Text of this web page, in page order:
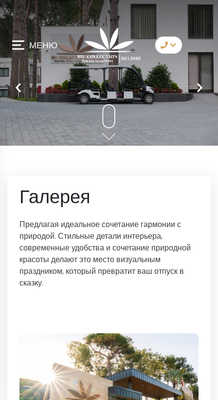
МЕНЮ
коммуникация
Whatsapp
Telegram
Messenger
давай позвоним
Галерея
Предлагая идеальное сочетание гармонии с
природой. Стильные детали интерьера,
современные удобства и сочетание природной
красоты делают это место визуальным
праздником, который превратит ваш отпуск в
сказку.